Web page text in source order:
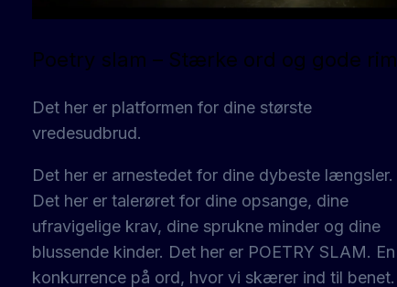
Poetry slam – Stærke ord og gode rim
Det her er platformen for dine største
vredesudbrud.
Det her er arnestedet for dine dybeste længsler.
Det her er talerøret for dine opsange, dine
ufravigelige krav, dine sprukne minder og dine
blussende kinder. Det her er POETRY SLAM. En
konkurrence på ord, hvor vi skærer ind til benet.